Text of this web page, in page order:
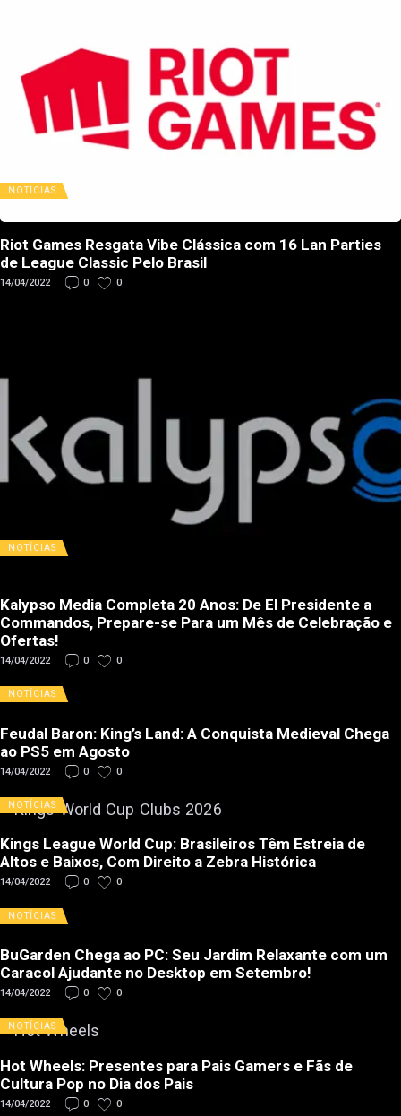
NOTÍCIAS
Riot Games Resgata Vibe Clássica com 16 Lan Parties
de League Classic Pelo Brasil
14/04/2022 0 0
NOTÍCIAS
Kalypso Media Completa 20 Anos: De El Presidente a
Commandos, Prepare-se Para um Mês de Celebração e
Ofertas!
14/04/2022 0 0
NOTÍCIAS
Feudal Baron: King’s Land: A Conquista Medieval Chega
ao PS5 em Agosto
14/04/2022 0 0
NOTÍCIAS
Kings League World Cup: Brasileiros Têm Estreia de
Altos e Baixos, Com Direito a Zebra Histórica
14/04/2022 0 0
NOTÍCIAS
BuGarden Chega ao PC: Seu Jardim Relaxante com um
Caracol Ajudante no Desktop em Setembro!
14/04/2022 0 0
NOTÍCIAS
Hot Wheels: Presentes para Pais Gamers e Fãs de
Cultura Pop no Dia dos Pais
14/04/2022 0 0